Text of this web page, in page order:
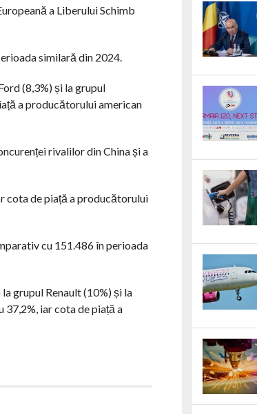
a Liberului Schimb
similară din 2024.
(8,3%) și la grupul
a producătorului american
rivalilor din China și a
cota de piață a producătorului
cu 151.486 în perioada
grupul Renault (10%) și la
37,2%, iar cota de piață a